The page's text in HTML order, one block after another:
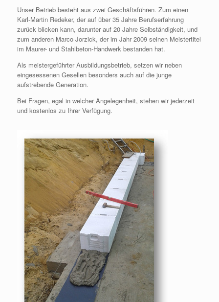
Unser Betrieb besteht aus zwei Geschäftsführen. Zum einen
Karl-Martin Redeker, der auf über 35 Jahre Berufserfahrung
zurück blicken kann, darunter auf 20 Jahre Selbständigkeit, und
zum anderen Marco Jorzick, der im Jahr 2009 seinen Meistertitel
im Maurer- und Stahlbeton-Handwerk bestanden hat.
Als meistergeführter Ausbildungsbetrieb, setzen wir neben
eingesessenen Gesellen besonders auch auf die junge
aufstrebende Generation.
Bei Fragen, egal in welcher Angelegenheit, stehen wir jederzeit
und kostenlos zu Ihrer Verfügung.